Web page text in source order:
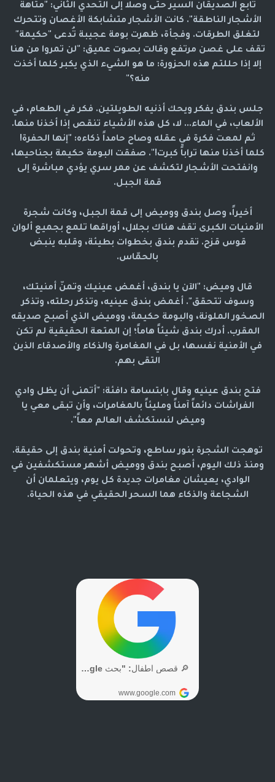
تابع الصديقان السير حتى وصلا إلى التحدي الثاني: "متاهة
الأشجار الناطقة". كانت الأشجار متشابكة الأغصان وتتحرك
لتغلق الطرقات. وفجأة، ظهرت بومة عجيبة تُدعى "حكيمة"
تقف على غصن مرتفع وقالت بصوت عميق: "لن تمروا من هنا
إلا إذا حللتم هذه الحزورة: ما هو الشيء الذي يكبر كلما أخذت
منه؟"
جلس بندق يفكر ويحك أذنيه الطويلتين. فكر في الطعام، في
الألعاب، في الماء... لا، كل هذه الأشياء تنقص إذا أخذنا منها.
ثم لمعت فكرة في عقله وصاح حامداً ذكاءه: "إنها الحفرة!
كلما أخذنا منها تراباً كبرت!". صفقت البومة حكيمة بجناحيها،
وانفتحت الأشجار لتكشف عن ممر سري يؤدي مباشرة إلى
قمة الجبل.
أخيراً، وصل بندق ووميض إلى قمة الجبل، وكانت شجرة
الأمنيات الكبرى تقف هناك بجلال، أوراقها تلمع بجميع ألوان
قوس قزح. تقدم بندق بخطوات بطيئة، وقلبه ينبض
بالحمّاس.
قال وميض: "الآن يا بندق، أغمض عينيك وتمنّ أمنيتك،
وسوف تتحقق". أغمض بندق عينيه، وتذكر رحلته، وتذكر
الصخور الملونة، والبومة حكيمة، ووميض الذي أصبح صديقه
المقرب. أدرك بندق شيئاً هاماً؛ إن المتعة الحقيقية لم تكن
في الأمنية نفسها، بل في المغامرة والذكاء والأصدقاء الذين
التقى بهم.
فتح بندق عينيه وقال بابتسامة دافئة: "أتمنى أن يظل وادي
الفراشات دائماً آمناً ومليئاً بالمغامرات، وأن تبقى معي يا
وميض لنستكشف العالم معاً".
توهجت الشجرة بنور ساطع، وتحولت أمنية بندق إلى حقيقة.
ومنذ ذلك اليوم، أصبح بندق ووميض أشهر مستكشفين في
الوادي، يعيشان مغامرات جديدة كل يوم، ويتعلمان أن
الشجاعة والذكاء هما السحر الحقيقي في هذه الحياة.